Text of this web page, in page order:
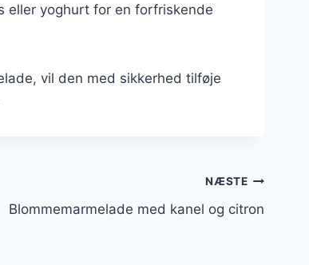
eller yoghurt for en forfriskende
vil den med sikkerhed tilføje
NÆSTE
Blommemarmelade med kanel og citron